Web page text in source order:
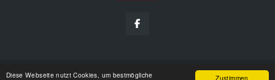
Zustimmen
Diese Webseite nutzt Cookies, um bestmögliche
SWISSPOOL©2026|DESIGN BY UNSERE